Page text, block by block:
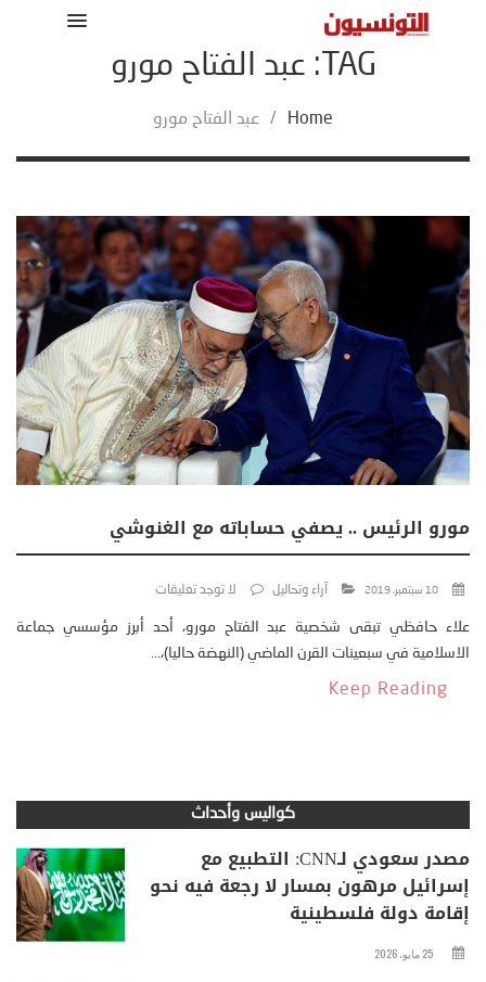
TAG: عبد الفتاح مورو
Home
/ عبد الفتاح مورو
مورو الرئيس .. يصفي حساباته مع الغنوشي
10 سبتمبر، 2019 آراء وتحاليل لا توجد تعليقات
علاء حافظي تبقى شخصية عبد الفتاح مورو، أحد أبرز مؤسسي جماعة
الاسلامية في سبعينات القرن الماضي (النهضة حاليا)،...
Keep Reading
كواليس وأحداث
مصدر سعودي لـCNN: التطبيع مع
إسرائيل مرهون بمسار لا رجعة فيه نحو
إقامة دولة فلسطينية
25 مايو، 2026